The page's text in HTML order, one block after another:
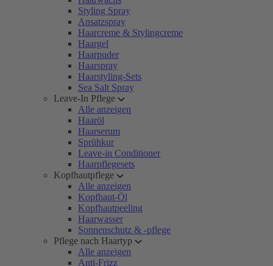
Styling Spray
Ansatzspray
Haarcreme & Stylingcreme
Haargel
Haarpuder
Haarspray
Haarstyling-Sets
Sea Salt Spray
Leave-In Pflege
Alle anzeigen
Haaröl
Haarserum
Sprühkur
Leave-in Conditioner
Haarpflegesets
Kopfhautpflege
Alle anzeigen
Kopfhaut-Öl
Kopfhautpeeling
Haarwasser
Sonnenschutz & -pflege
Pflege nach Haartyp
Alle anzeigen
Anti-Frizz